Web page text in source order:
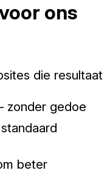
ons
die resultaat
zonder gedoe
beter